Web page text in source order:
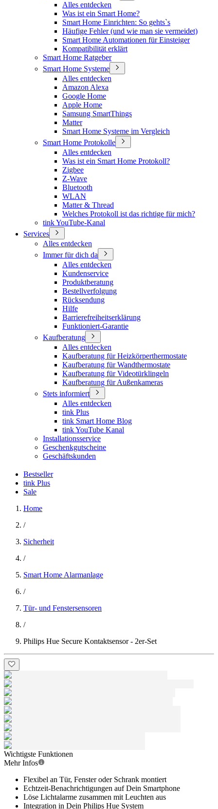
Alles entdecken
Was ist ein Smart Home?
Smart Home Einrichten: So gehts`s
Häufige Fehler (und wie man sie vermeidet)
Smart Home Automationen für Einsteiger
Kompatibilität erklärt
Smart Home Ratgeber
Smart Home Systeme
Alles entdecken
Amazon Alexa
Google Home
Apple Home
Samsung SmartThings
Matter
Smart Home Systeme im Vergleich
Smart Home Protokolle
Alles entdecken
Was ist ein Smart Home Protokoll?
Zigbee
Z-Wave
Bluetooth
WLAN
Matter & Thread
Welches Protokoll ist das richtige für mich?
tink YouTube-Kanal
Services
Alles entdecken
Immer für dich da
Alles entdecken
Kundenservice
Produktberatung
Bestellverfolgung
Rücksendung
Hilfe
Barrierefreiheitserklärung
Funktioniert-Garantie
Kaufberatung
Alles entdecken
Kaufberatung für Heizkörperthermostate
Kaufberatung für Wandthermostate
Kaufberatung für Videotürklingeln
Kaufberatung für Außenkameras
Stets informiert
Alles entdecken
tink Plus
tink Smart Home Blog
tink YouTube Kanal
Installationsservice
Geschenkgutscheine
Geschäftskunden
Bestseller
tink Plus
Sale
Home
/
Sicherheit
/
Smart Home Alarmanlage
/
Tür- und Fenstersensoren
/
Philips Hue Secure Kontaktsensor - 2er-Set
Wichtigste Funktionen
Mehr Infos
Flexibel an Tür, Fenster oder Schrank montiert
Echtzeit-Benachrichtigungen auf Dein Smartphone
Löse Lichtalarme zusammen mit Leuchten aus
Integration in Dein Philips Hue System